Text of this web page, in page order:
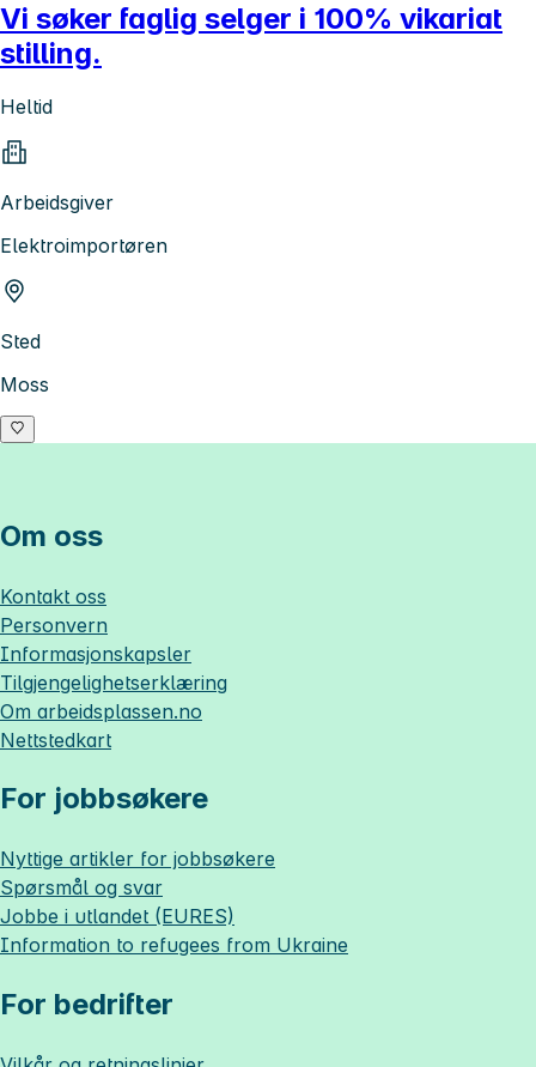
Vi søker faglig selger i 100% vikariat
stilling.
Heltid
Arbeidsgiver
Elektroimportøren
Sted
Moss
Om oss
Kontakt oss
Personvern
Informasjonskapsler
Tilgjengelighetserklæring
Om arbeidsplassen.no
Nettstedkart
For jobbsøkere
Nyttige artikler for jobbsøkere
Spørsmål og svar
Jobbe i utlandet (EURES)
Information to refugees from Ukraine
For bedrifter